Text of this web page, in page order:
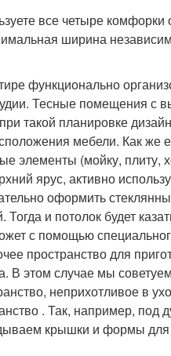
все четыре
ширина
функционально
Тесные помещения
такой планировке
мебели. Как
элементы (мойку, плиту,
ярус, активно
оформить
Тогда и потолок будет
с помощью
пространство для
В этом случае мы
неприхотливое в
. Так, например,
крышки и формы